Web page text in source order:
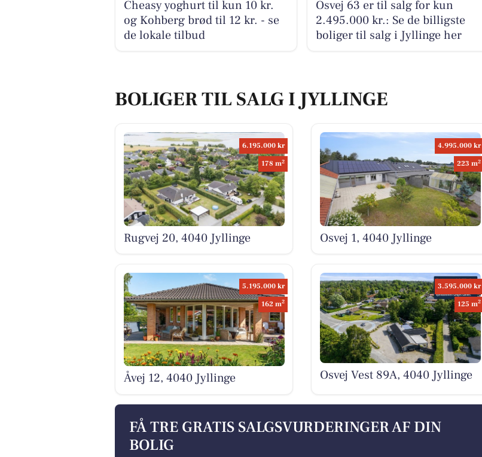
Cheasy yoghurt til kun 10 kr.
og Kohberg brød til 12 kr. - se
de lokale tilbud
Osvej 63 er til salg for kun
2.495.000 kr.: Se de billigste
boliger til salg i Jyllinge her
BOLIGER TIL SALG I JYLLINGE
6.195.000 kr
178 m2
Rugvej 20, 4040 Jyllinge
4.995.000 kr
223 m2
Osvej 1, 4040 Jyllinge
5.195.000 kr
162 m2
Åvej 12, 4040 Jyllinge
3.595.000 kr
125 m2
Osvej Vest 89A, 4040 Jyllinge
FÅ TRE GRATIS SALGSVURDERINGER AF DIN
BOLIG